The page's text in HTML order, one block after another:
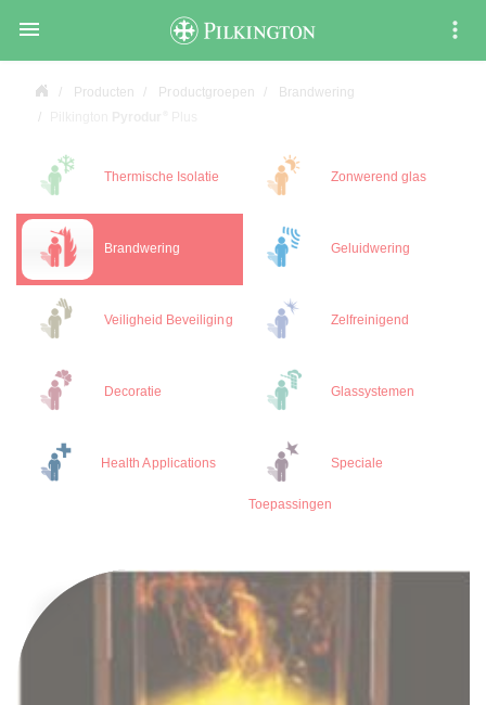

Producten Productgroepen
Brandwering
Thermische Isolatie Zonwerend glas
Brandwering Geluidwering
Veiligheid Beveiliging Zelfreinigend
Decoratie Glassystemen
Health Applications Speciale
Toepassingen